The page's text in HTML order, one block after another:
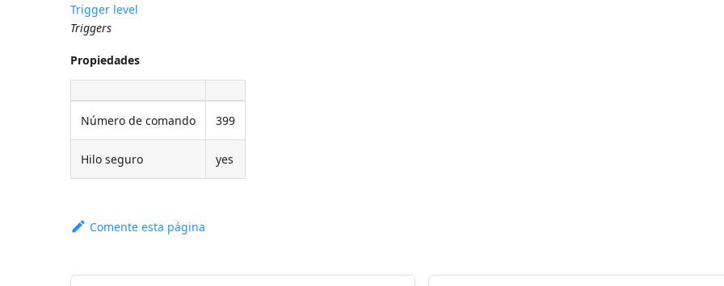
Trigger level
Triggers
Propiedades
Número de comando 399
Hilo seguro yes
Comente esta página